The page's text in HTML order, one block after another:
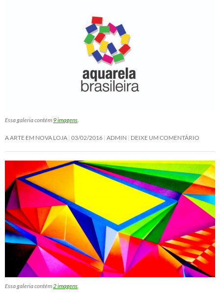
Essa galeria contém 9 imagens
A ARTE EM NOVA LOJA 03/02/2016 ADMIN DEIXE UM COMENTÁRIO
Essa galeria contém 2 imagens